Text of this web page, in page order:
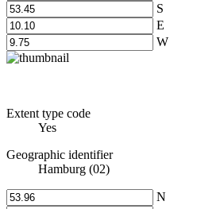
S
E
W
Extent type code
Yes
Geographic identifier
Hamburg (02)
N